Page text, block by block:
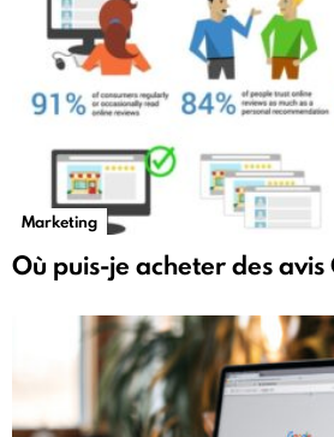
Marketing
Où puis-je acheter des avis